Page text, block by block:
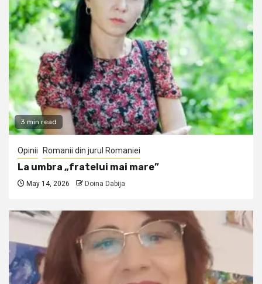
3 min read
Opinii Romanii din jurul Romaniei
La umbra „fratelui mai mare”
May 14, 2026 Doina Dabija